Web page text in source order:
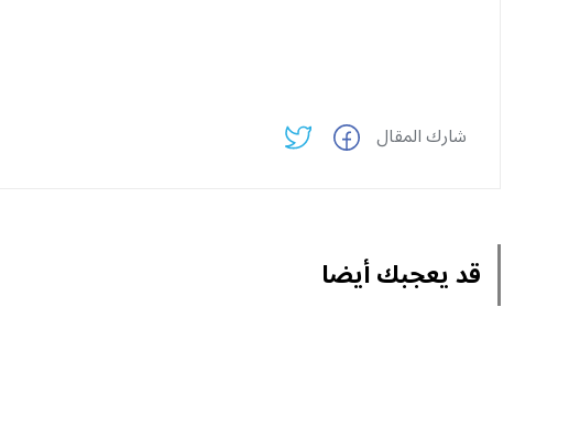
شارك المقال
قد يعجبك أيضا